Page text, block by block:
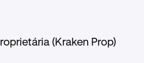
(Kraken Prop)